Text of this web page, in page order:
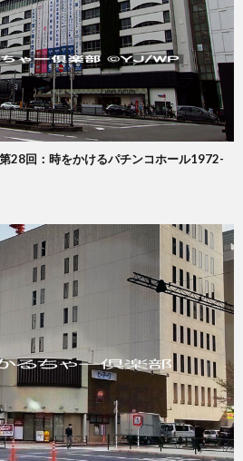
28回：時をかけるパチンコホール1972-